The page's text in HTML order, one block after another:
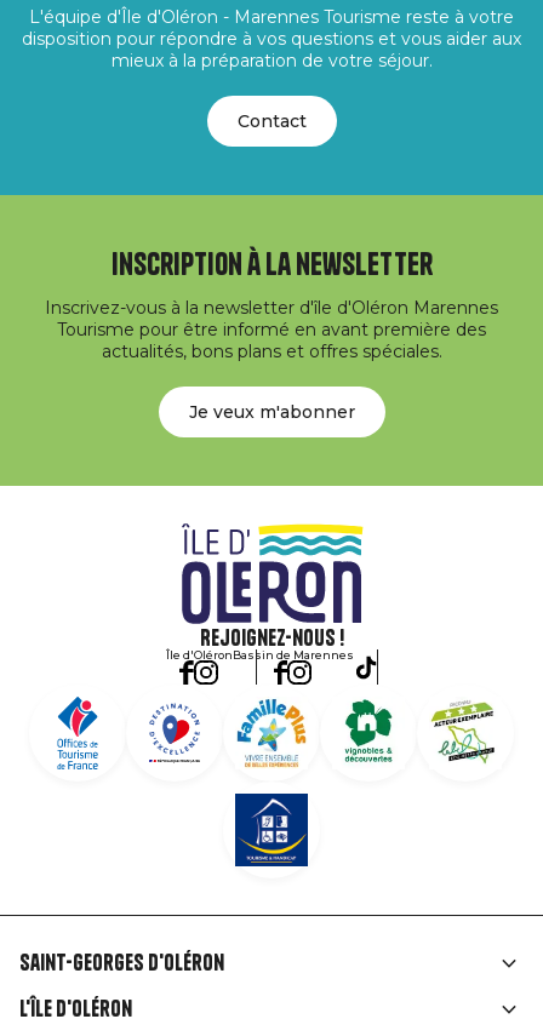
L'équipe d'Île d'Oléron - Marennes Tourisme reste à votre
disposition pour répondre à vos questions et vous aider aux
mieux à la préparation de votre séjour.
Contact
Inscription à la newsletter
Inscrivez-vous à la newsletter d'île d'Oléron Marennes
Tourisme pour être informé en avant première des
actualités, bons plans et offres spéciales.
Je veux m'abonner
Rejoignez-nous !
Île d'OléronBassin de Marennes
Liens
Saint-Georges d'Oléron
L'île d'Oléron